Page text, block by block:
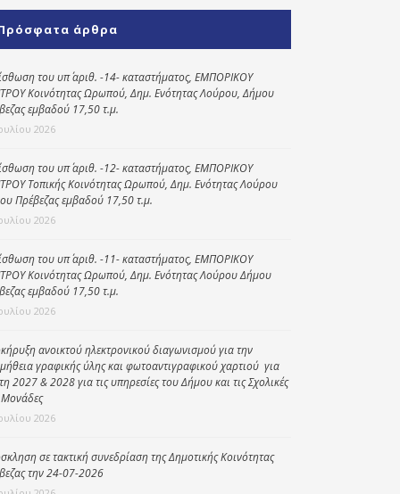
Κοινωνικό
παντοπωλείο
Kοινωνικό
φαρμακείο
Πρόγραμμα
Κέντρο Ημερήσιας
Φροντίδας
Ηλικιωμένων
(Κ.Η.Φ.Η.) Πρέβεζας
άρθρα
του υπ΄ αριθ. -14- καταστήματος, ΕΜΠΟΡΙΚΟΥ
Κοινότητας Ωρωπού, Δημ. Ενότητας Λούρου, Δήμου
εμβαδού 17,50 τ.μ.
2026
του υπ΄ αριθ. -12- καταστήματος, ΕΜΠΟΡΙΚΟΥ
Τοπικής Κοινότητας Ωρωπού, Δημ. Ενότητας Λούρου
Πρέβεζας εμβαδού 17,50 τ.μ.
2026
του υπ΄ αριθ. -11- καταστήματος, ΕΜΠΟΡΙΚΟΥ
Κοινότητας Ωρωπού, Δημ. Ενότητας Λούρου Δήμου
εμβαδού 17,50 τ.μ.
2026
ανοικτού ηλεκτρονικού διαγωνισμού για την
γραφικής ύλης και φωτοαντιγραφικού χαρτιού για
2027 & 2028 για τις υπηρεσίες του Δήμου και τις Σχολικές
2026
σε τακτική συνεδρίαση της Δημοτικής Κοινότητας
την 24-07-2026